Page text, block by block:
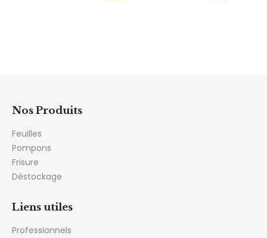
Nos Produits
Feuilles
Pompons
Frisure
Déstockage
Liens utiles
Professionnels